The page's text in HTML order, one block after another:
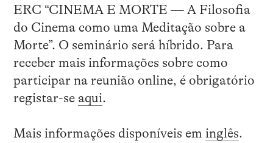
ERC “CINEMA E MORTE — A Filosofia
do Cinema como uma Meditação sobre a
Morte”. O seminário será híbrido. Para
receber mais informações sobre como
participar na reunião online, é obrigatório
registar-se aqui.
Mais informações disponíveis em inglês.